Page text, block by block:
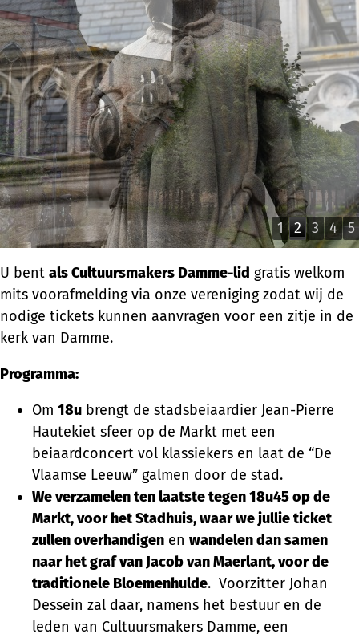
1 2 3 4 5
U bent als Cultuursmakers Damme-lid gratis welkom
mits voorafmelding via onze vereniging zodat wij de
nodige tickets kunnen aanvragen voor een zitje in de
kerk van Damme.
Programma:
Om 18u brengt de stadsbeiaardier Jean-Pierre
Hautekiet sfeer op de Markt met een
beiaardconcert vol klassiekers en laat de “De
Vlaamse Leeuw” galmen door de stad.
We verzamelen ten laatste tegen 18u45 op de
Markt, voor het Stadhuis, waar we jullie ticket
zullen overhandigen en wandelen dan samen
naar het graf van Jacob van Maerlant, voor de
traditionele Bloemenhulde. Voorzitter Johan
Dessein zal daar, namens het bestuur en de
leden van Cultuursmakers Damme, een